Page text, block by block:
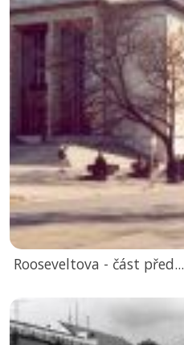
Rooseveltova - část před...